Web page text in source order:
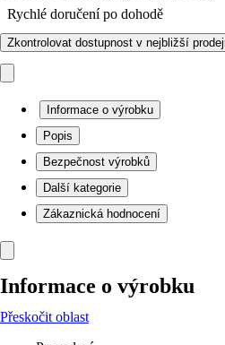
Rychlé doručení po dohodě
Zkontrolovat dostupnost v nejbližší
Informace o výrobku
Popis
Bezpečnost výrobků
Další kategorie
Zákaznická hodnocení
Informace o výrobku
Přeskočit oblast